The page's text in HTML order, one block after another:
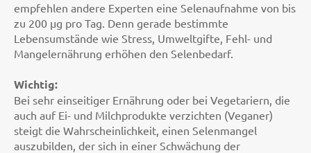
empfehlen andere Experten eine Selenaufnahme von bis
zu 200 µg pro Tag. Denn gerade bestimmte
Lebensumstände wie Stress, Umweltgifte, Fehl- und
Mangelernährung erhöhen den Selenbedarf.
Wichtig:
Bei sehr einseitiger Ernährung oder bei Vegetariern, die
auch auf Ei- und Milchprodukte verzichten (Veganer)
steigt die Wahrscheinlichkeit, einen Selenmangel
auszubilden, der sich in einer Schwächung der